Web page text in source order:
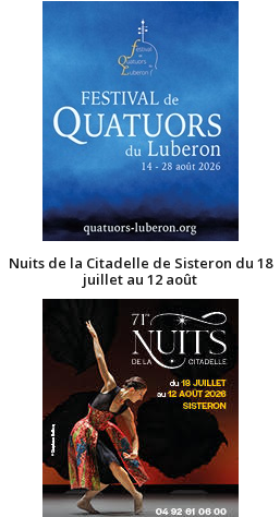
Nuits de la Citadelle de Sisteron du 18
juillet au 12 août